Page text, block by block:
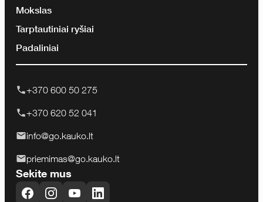
Mokslas
Tarptautiniai ryšiai
Padaliniai
+370 600 50 275
+370 620 52 041
info@go.kauko.lt
priemimas@go.kauko.lt
Sekite mus